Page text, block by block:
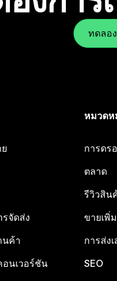
ทดลอ
จัดส่ง
นค้า
นเวอร์ชัน
หมวดห
การดร
ตลาด
รีวิวสิน
ขายเพิ่
การส่ง
SEO